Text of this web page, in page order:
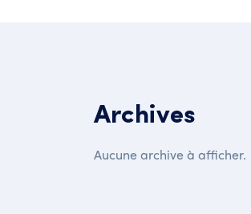
Archives
Aucune archive à afficher.